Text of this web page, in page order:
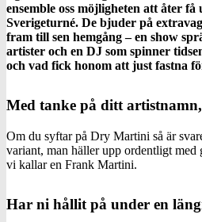
ensemble oss möjligheten att åter
Sverigeturné. De bjuder på
fram till sen hemgång – en show
artister och en DJ som spinner
och vad fick honom att just fastna
Med tanke på ditt
Om du syftar på Dry Martini så är
variant, man häller upp ordentligt
vi kallar en Frank Martini.
Har ni hållit på under en